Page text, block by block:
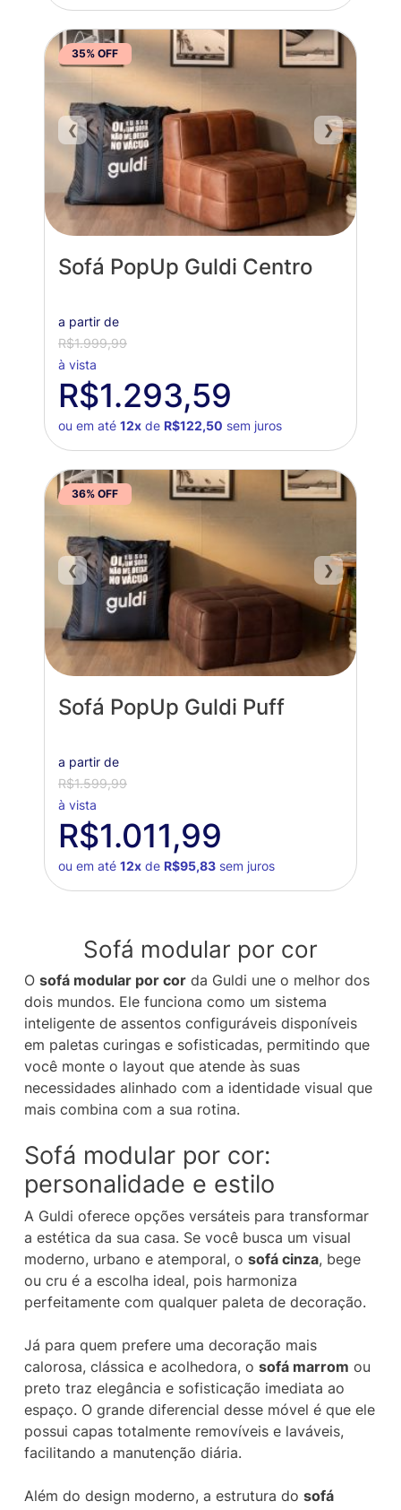
35% OFF
❮ ❯
Sofá PopUp Guldi Centro
a partir de
R$1.999,99
à vista
R$1.293,59
ou em até 12xde R$122,50 sem juros
36% OFF
❮ ❯
Sofá PopUp Guldi Puff
a partir de
R$1.599,99
à vista
R$1.011,99
ou em até 12xde R$95,83sem juros
Sofá modular por cor
O sofá modular por corda Guldi une o melhor dos
dois mundos. Ele funciona como um sistema
inteligente de assentos configuráveis disponíveis
em paletas curingas e sofisticadas, permitindo que
você monte o layout que atende às suas
necessidades alinhado com a identidade visual que
mais combina com a sua rotina.
Sofá modular por cor:
personalidade e estilo
A Guldi oferece opções versáteis para transformar
a estética da sua casa. Se você busca um visual
moderno, urbano e atemporal, o sofá cinza, bege
ou cru é a escolha ideal, pois harmoniza
perfeitamente com qualquer paleta de decoração.
Já para quem prefere uma decoração mais
calorosa, clássica e acolhedora, o sofá marrom ou
preto traz elegância e sofisticação imediata ao
espaço. O grande diferencial desse móvel é que ele
possui capas totalmente removíveis e laváveis,
facilitando a manutenção diária.
Além do design moderno, a estrutura do sofá